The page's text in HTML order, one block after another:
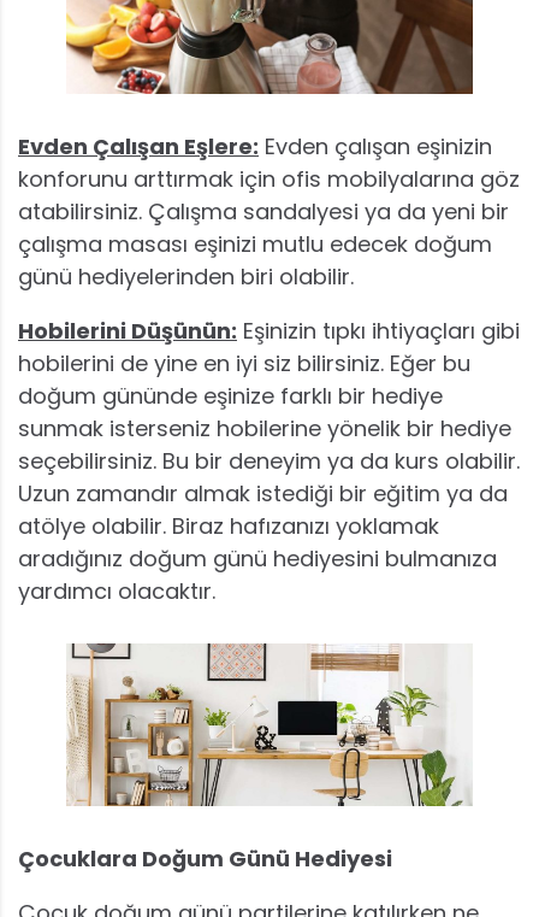
Evden Çalışan Eşlere: Evden çalışan eşinizin
konforunu arttırmak için ofis mobilyalarına göz
atabilirsiniz. Çalışma sandalyesi ya da yeni bir
çalışma masası eşinizi mutlu edecek doğum
günü hediyelerinden biri olabilir.
Hobilerini Düşünün: Eşinizin tıpkı ihtiyaçları gibi
hobilerini de yine en iyi siz bilirsiniz. Eğer bu
doğum gününde eşinize farklı bir hediye
sunmak isterseniz hobilerine yönelik bir hediye
seçebilirsiniz. Bu bir deneyim ya da kurs olabilir.
Uzun zamandır almak istediği bir eğitim ya da
atölye olabilir. Biraz hafızanızı yoklamak
aradığınız doğum günü hediyesini bulmanıza
yardımcı olacaktır.
Çocuklara Doğum Günü Hediyesi